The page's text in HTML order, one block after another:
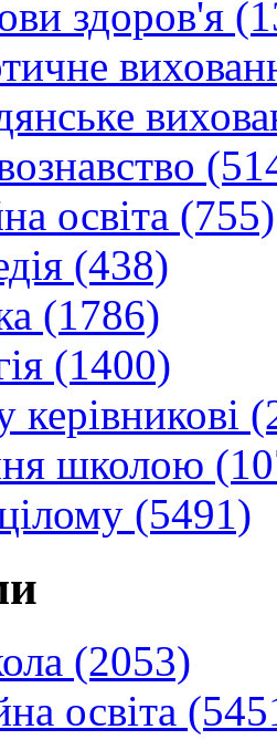
здоров'я
освіта (755)
(438)
(1786)
(1400)
керівникові
школою
(5491)
(2053)
освіта